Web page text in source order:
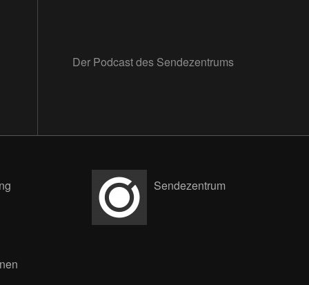
Der Podcast des Sendezentrums
Sendezentrum